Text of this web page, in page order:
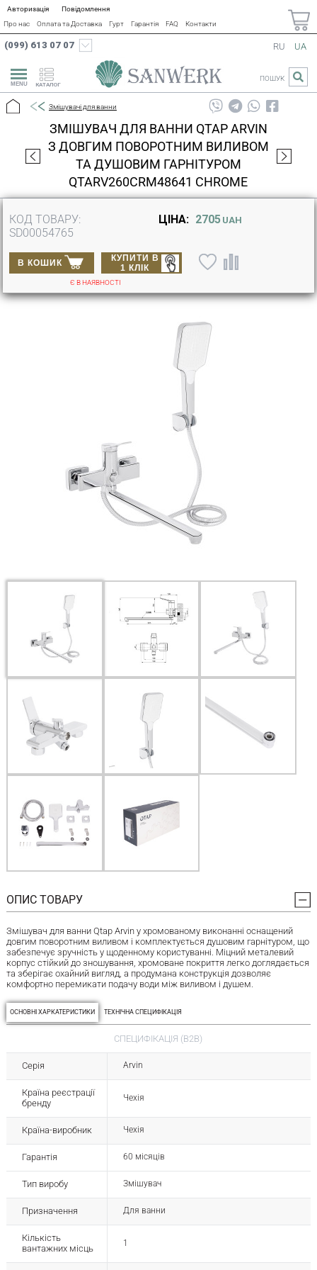
Авторизація
Повідомлення
Про нас
Оплата та Доставка Гурт Гарантія FAQ Контакти
(099) 613 07 07
КАТАЛОГ
RU UA
ПОШУК
Змішувачі для ванни
ЗМІШУВАЧ ДЛЯ ВАННИ QTAP ARVIN
З ДОВГИМ ПОВОРОТНИМ ВИЛИВОМ
ТА ДУШОВИМ ГАРНІТУРОМ
QTARV260CRM48641 CHROME
КОД ТОВАРУ:
SD00054765
ЦІНА: 2705 UAH
В КОШИК
КУПИТИ В
1 КЛІК
Є В НАЯВНОСТІ
ОПИС ТОВАРУ
Змішувач для ванни Qtap Arvin у хромованому виконанні оснащений
довгим поворотним виливом і комплектується душовим гарнітуром, що
забезпечує зручність у щоденному користуванні. Міцний металевий
корпус стійкий до зношування, хромоване покриття легко доглядається
та зберігає охайний вигляд, а продумана конструкція дозволяє
комфортно перемикати подачу води між виливом і душем.
ОСНОВНІ ХАРКАТЕРИСТИКИ ТЕХНІЧНА СПЕЦИФІКАЦІЯ
СПЕЦИФІКАЦІЯ (B2B)
Серія Arvin
Країна реєстрації
бренду
Чехія
Країна-виробник Чехія
Гарантія 60 місяців
Тип виробу Змішувач
Призначення Для ванни
Кількість
вантажних місць
1